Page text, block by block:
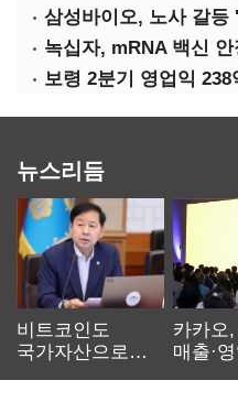
삼성바이오, 노사 갈
녹십자, mRNA 백신
보령 2분기 영업익
뉴스리듬
비트코인도
국가자산으로…'
카카오,
매출·